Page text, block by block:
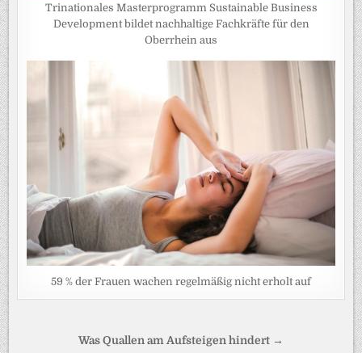
Trinationales Masterprogramm Sustainable Business
Development bildet nachhaltige Fachkräfte für den
Oberrhein aus
59 % der Frauen wachen regelmäßig nicht erholt auf
Beitragsnavigation
Was Quallen am Aufsteigen hindert →